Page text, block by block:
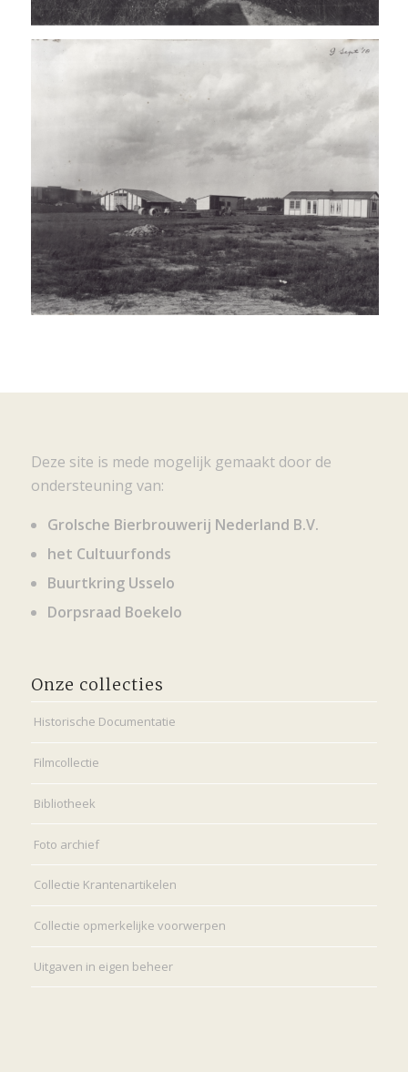
Deze site is mede mogelijk gemaakt door de
ondersteuning van:
Grolsche Bierbrouwerij Nederland B.V.
het Cultuurfonds
Buurtkring Usselo
Dorpsraad Boekelo
Onze collecties
Historische Documentatie
Filmcollectie
Bibliotheek
Foto archief
Collectie Krantenartikelen
Collectie opmerkelijke voorwerpen
Uitgaven in eigen beheer